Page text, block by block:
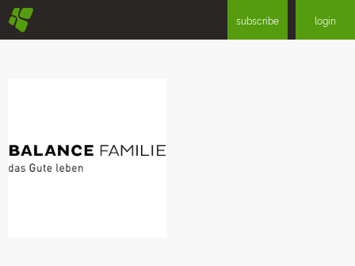
§ subscribe login